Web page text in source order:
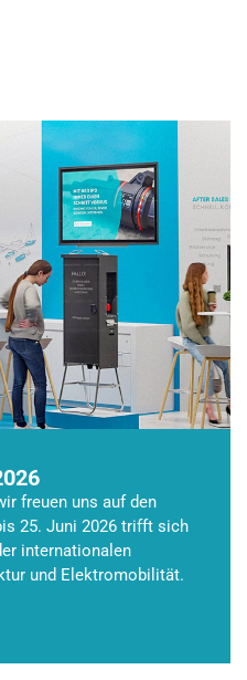
freuen uns auf den
25. Juni 2026 trifft sich
internationalen
und Elektromobilität.